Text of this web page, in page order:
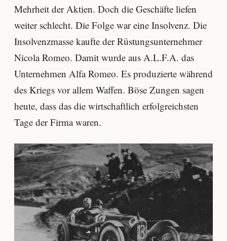
Mehrheit der Aktien. Doch die Geschäfte liefen
weiter schlecht. Die Folge war eine Insolvenz. Die
Insolvenzmasse kaufte der Rüstungsunternehmer
Nicola Romeo. Damit wurde aus A.L.F.A. das
Unternehmen Alfa Romeo. Es produzierte während
des Kriegs vor allem Waffen. Böse Zungen sagen
heute, dass das die wirtschaftlich erfolgreichsten
Tage der Firma waren.